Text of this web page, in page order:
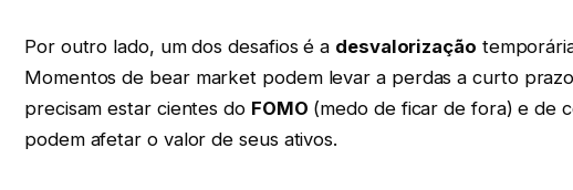
Por outro lado, um dos desafios é a desvalorização
Momentos de bear market podem levar a perdas a curto
precisam estar cientes do FOMO (medo de ficar de fora) e de
podem afetar o valor de seus ativos.